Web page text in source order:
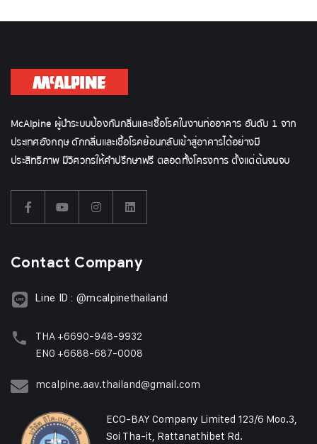
McAlpine ผู้นำระบบป้องกันกลิ่นและเชื้อโรคในงานท่ออาคาร อันดับ 1 จาก
ประเทศอังกฤษ ดักกลิ่นและเชื้อโรคย้อนกลับเข้าสู่อาคารได้อย่างมี
ประสิทธิภาพ มีวิศวกรให้คำปรึกษาฟรี ตลอดทั้งโครงการ ตั้งแต่ต้นจนจบ
Contact Company
Line ID : @mcalpinethailand
THA +6690-948-9932
ENG +6688-687-0008
mcalpine.aav.thailand@gmail.com
ECO-BAY Company Limited 123/6 Moo.3,
Soi Tha-it, Rattanathibet Rd.